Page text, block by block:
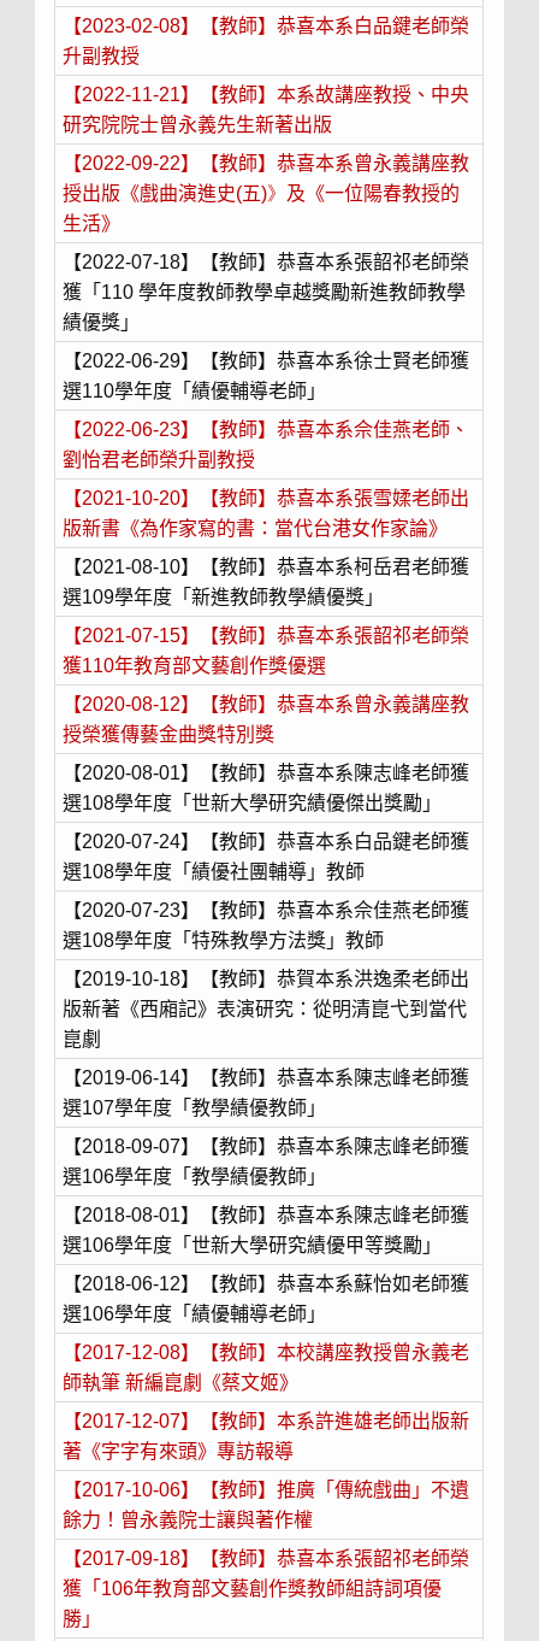
【2023-02-08】【教師】恭喜本系白品鍵老師榮
升副教授
【2022-11-21】【教師】本系故講座教授、中央
研究院院士曾永義先生新著出版
【2022-09-22】【教師】恭喜本系曾永義講座教
授出版《戲曲演進史(五)》 及《一位陽春教授的
生活》
【2022-07-18】【教師】恭喜本系張韶祁老師榮
獲「110 學年度教師教學卓越獎勵新進教師教學
績優獎」
【2022-06-29】【教師】恭喜本系徐士賢老師獲
選110​學年度「績優輔導老師」
【2022-06-23】【教師】恭喜本系佘佳燕老師、
劉怡君老師榮升副教授
【2021-10-20】【教師】恭喜本系張雪媃老師出
版新書《為作家寫的書：當代台港女作家論》
【2021-08-10】【教師】恭喜本系柯岳君老師獲
選109學年度「新進教師教學績優獎」
【2021-07-15】【教師】恭喜本系張韶祁老師榮
獲110年教育部文藝創作獎優選
【2020-08-12】【教師】恭喜本系曾永義講座教
授榮獲傳藝金曲獎特別獎
【2020-08-01】【教師】恭喜本系陳志峰老師獲
選108學年度「世新大學研究績優傑出獎勵」
【2020-07-24】【教師】恭喜本系白品鍵老師獲
選108學年度「績優社團輔導」教師
【2020-07-23】【教師】恭喜本系佘佳燕老師獲
選108學年度「特殊教學方法獎」教師
【2019-10-18】【教師】恭賀本系洪逸柔老師出
版新著《西廂記》表演研究：從明清崑弋到當代
崑劇
【2019-06-14】【教師】恭喜本系陳志峰老師獲
選107學年度「教學績優教師」
【2018-09-07】【教師】恭喜本系陳志峰老師獲
選106學年度「教學績優教師」
【2018-08-01】【教師】恭喜本系陳志峰老師獲
選106學年度「世新大學研究績優甲等獎勵」
【2018-06-12】【教師】恭喜本系蘇怡如老師獲
選106學年度「績優輔導老師」
【2017-12-08】【教師】本校講座教授曾永義老
師執筆 新編崑劇《蔡文姬》
【2017-12-07】【教師】本系許進雄老師出版新
著《字字有來頭》專訪報導
【2017-10-06】【教師】推廣「傳統戲曲」不遺
餘力！曾永義院士讓與著作權
【2017-09-18】【教師】恭喜本系張韶祁老師榮
獲「106年教育部文藝創作獎教師組詩詞項優
勝」